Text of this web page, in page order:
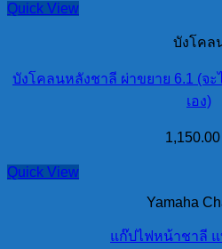
Quick View
บังโคล
บังโคลนหลังชาลี ผ่าขยาย 6.1 (จะ
เอง)
1,150.00
Quick View
Yamaha
แก๊ปไฟหน้าชาลี แ